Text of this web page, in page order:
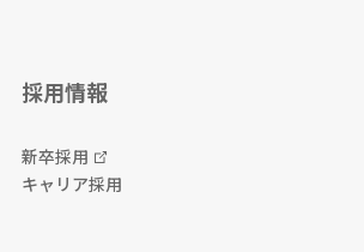
採用情報
新卒採用
キャリア採用